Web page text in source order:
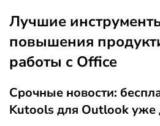
Лучшие
повышения
работы с Office
Срочные новости:
Kutools для Outlook уже